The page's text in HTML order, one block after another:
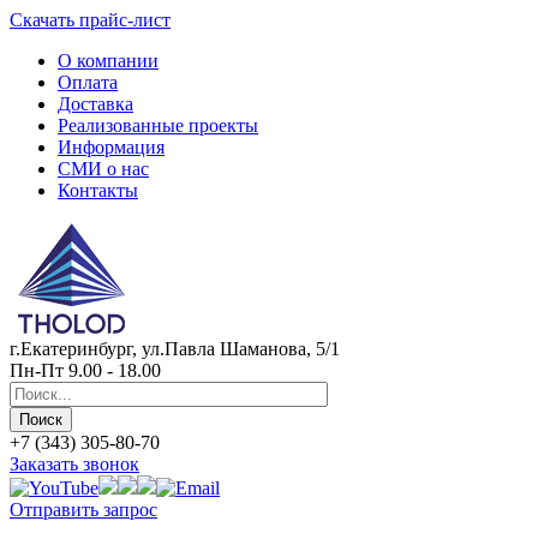
Скачать прайс-лист
О компании
Оплата
Доставка
Реализованные проекты
Информация
СМИ о нас
Контакты
г.Екатеринбург, ул.Павла Шаманова, 5/1
Пн-Пт 9.00 - 18.00
+7 (343) 305-80-70
Заказать звонок
Отправить запрос